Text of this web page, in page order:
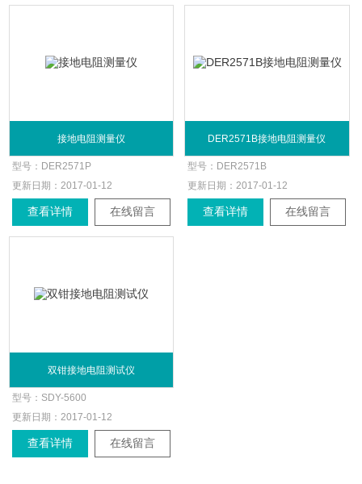
接地电阻测量仪
型号： DER2571P
更新日期：2017-01-12
查看详情 在线留言
DER2571B接地电阻测量仪
型号： DER2571B
更新日期：2017-01-12
查看详情 在线留言
双钳接地电阻测试仪
型号： SDY-5600
更新日期： 2017-01-12
查看详情 在线留言